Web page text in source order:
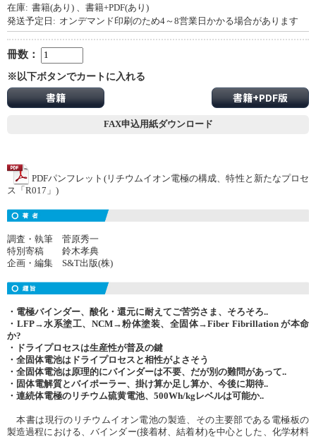
在庫: 書籍(あり) 、書籍+PDF(あり)
発送予定日: オンデマンド印刷のため4～8営業日かかる場合があります
冊数：
※以下ボタンでカートに入れる
書籍 書籍+PDF版
FAX申込用紙ダウンロード
PDFパンフレット(リチウムイオン電極の構成、特性と新たなプロセ
ス「R017」)
調査・執筆 菅原秀一
特別寄稿 鈴木孝典
企画・編集 S&T出版(株)
・電極バインダー、酸化・還元に耐えてご苦労さま、そろそろ..
・LFP→水系塗工、NCM→粉体塗装、全固体→Fiber Fibrillation が本命
か?
・ドライプロセスは生産性が普及の鍵
・全固体電池はドライプロセスと相性がよさそう
・全固体電池は原理的にバインダーは不要、だが別の難問があって..
・固体電解質とバイポーラー、掛け算か足し算か、今後に期待..
・連続体電極のリチウム硫黄電池、500Wh/kgレベルは可能か..
本書は現行のリチウムイオン電池の製造、その主要部である電極板の
製造過程における、バインダー(接着材、結着材)を中心とした、化学材料